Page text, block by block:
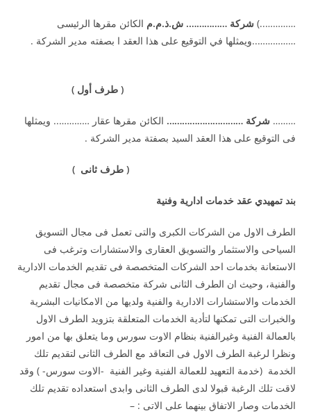
…………..) شركة ……………. ش.ذ.م.م الكائن مقرها الرئيسى
……………..ويمثلها في التوقيع على هذا العقد ا بصفته مدير الشركة .
( طرف أول )
……… شركة ………………………… الكائن مقرها عقار ………….. ويمثلها
فى التوقيع على هذا العقد السيد بصفتة مدير الشركة .
( طرف ثانى )
بند تمهيدي عقد خدمات ادارية وفنية
الطرف الاول من الشركات الكبرى والتى تعمل فى مجال التسويق
السياحى والاستثمار والتسويق العقارى والاستشارات وترغب فى
الاستعانة بخدمات احد الشركات المتخصصة فى تقديم الخدمات الادارية
والفنية، وحيث ان الطرف الثانى شركة متخصصة فى مجال تقديم
الخدمات والاستشارات الادارية والفنية ولديها من الامكانيات البشرية
والخبرات التى تمكنها لتأدية الخدمات المتعلقة بتزويد الطرف الاول
بالعمالة الفنية وغيرالفنية بنظام الاوت سورس وما يتعلق بها من امور
ونظرا لرغبة الطرف الاول فى التعاقد مع الطرف الثانى لتقديم تلك
الخدمة (خدمة التعهيد للعمالة الفنية وغير الفنية -الاوت سورس- ) وقد
لاقت تلك الرغبة قبولا لدى الطرف الثانى وابدى استعداده تقديم تلك
الخدمات وصار الاتفاق بينهما على الاتى : –